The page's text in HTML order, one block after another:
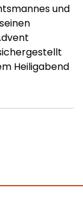
und
Heiligabend